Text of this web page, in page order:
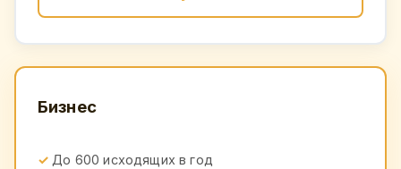
Бизнес
До 600 исходящих в год